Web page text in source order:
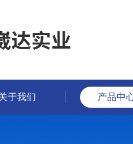
于我们 产品中